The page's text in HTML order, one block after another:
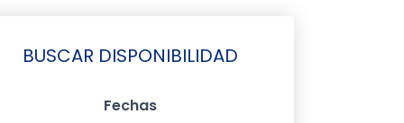
BUSCAR DISPONIBILIDAD
Fechas